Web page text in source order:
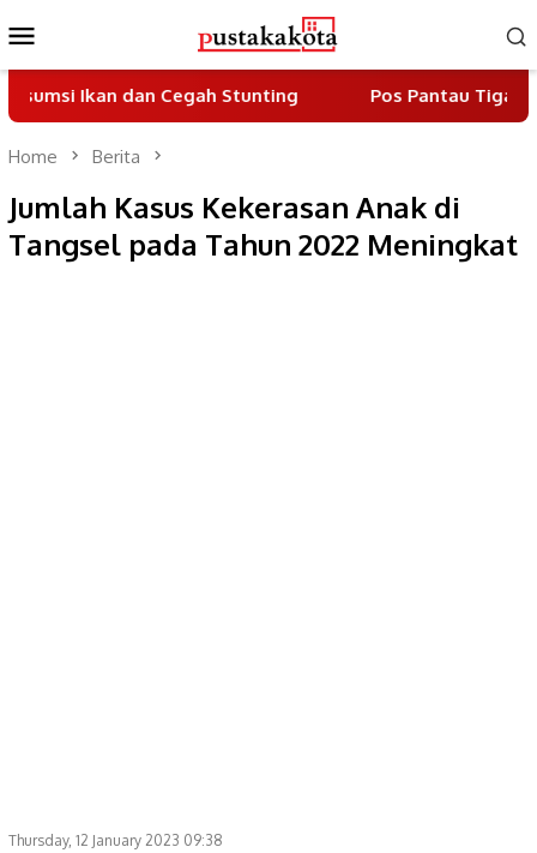
to
contentMenu
dan Cegah Stunting Pos Pantau Tiga Pilar
Home Berita
Jumlah Kasus Kekerasan Anak di
Tangsel pada Tahun 2022 Meningkat
Thursday, 12 January 2023 09:38